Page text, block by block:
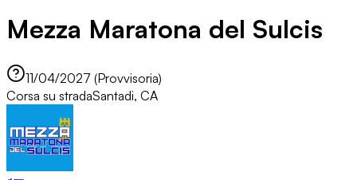
Mezza Maratona del Sulcis
11/04/2027 (Provvisoria)
Corsa su stradaSantadi, CA